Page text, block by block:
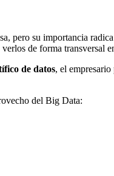
pero su importancia
de forma transversal
de datos, el
del Big Data: